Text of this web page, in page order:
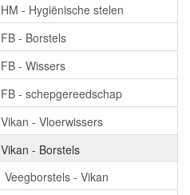
HM - Hygiënische stelen
FB - Borstels
FB - Wissers
FB - schepgereedschap
Vikan - Vloerwissers
Vikan - Borstels
Veegborstels - Vikan